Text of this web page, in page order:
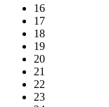
16
17
18
19
20
21
22
23